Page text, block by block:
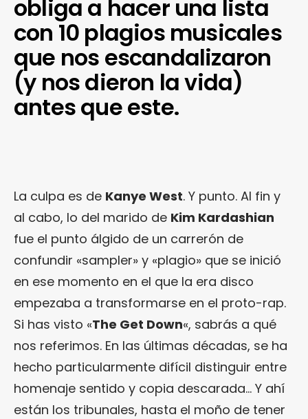
obliga a hacer una lista
con 10 plagios musicales
que nos escandalizaron
(y nos dieron la vida)
antes que este.
La culpa es de Kanye West. Y punto. Al fin y
al cabo, lo del marido de Kim Kardashian
fue el punto álgido de un carrerón de
confundir «sampler» y «plagio» que se inició
en ese momento en el que la era disco
empezaba a transformarse en el proto-rap.
Si has visto «The Get Down«, sabrás a qué
nos referimos. En las últimas décadas, se ha
hecho particularmente difícil distinguir entre
homenaje sentido y copia descarada… Y ahí
están los tribunales, hasta el moño de tener